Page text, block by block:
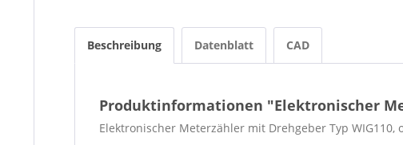
Beschreibung Datenblatt CAD
Produktinformationen "Elektronischer
Elektronischer Meterzähler mit Drehgeber Typ WIG110,